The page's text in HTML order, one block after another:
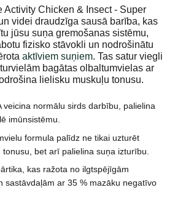
Activity Chicken & Insect - Super
videi draudzīga sausā barība, kas
jūsu suņa gremošanas sistēmu,
fizisko stāvokli un nodrošinātu
aktīviem suņiem. Tas satur viegli
bagātas olbaltumvielas ar
lielisku muskuļu tonusu.
veicina normālu sirds darbību, palielina
imūnsistēmu.
formula palīdz ne tikai uzturēt
bet arī palielina suņa izturību.
kas ražota no ilgtspējīgām
sastāvdaļām ar 35 % mazāku negatīvo